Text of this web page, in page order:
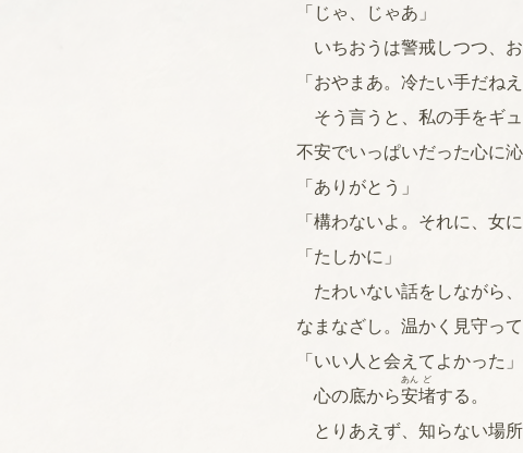
「じゃ、じゃあ」
いちおうは警戒しつつ、お
「おやまあ。冷たい手だねえ
そう言うと、私の手をギ
不安でいっぱいだった心に沁
「ありがとう」
「構わないよ。それに、女
「たしかに」
たわいない話をしながら
なまなざし。温かく見守っ
「いい人と会えてよかった」
心の底から安
あん
堵
ど
する。
とりあえず、知らない場